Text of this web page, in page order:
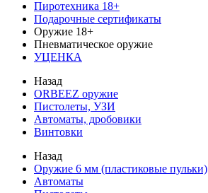
Пиротехника 18+
Подарочные сертификаты
Оружие 18+
Пневматическое оружие
УЦЕНКА
Назад
ORBEEZ оружие
Пистолеты, УЗИ
Автоматы, дробовики
Винтовки
Назад
Оружие 6 мм (пластиковые пульки)
Автоматы